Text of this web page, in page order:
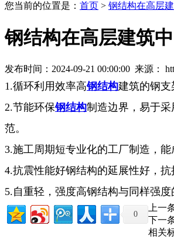
您当前的位置是： 首页 > 钢结构在高层
钢结构在高层建筑
发布时间：2024-09-21 00:00:00 来源：
1.循环利用效率高钢结构建筑的钢支
2.节能环保钢结构制造边界，易于
范。
3.施工周期短专业化的工厂制造，
4.抗震性能好钢结构的延展性好，
5.自重轻，强度高钢结构与同样强
0
上一
下一
相关